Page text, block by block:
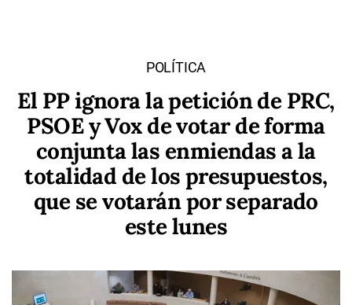
POLÍTICA
El PP ignora la petición de PRC,
PSOE y Vox de votar de forma
conjunta las enmiendas a la
totalidad de los presupuestos,
que se votarán por separado
este lunes